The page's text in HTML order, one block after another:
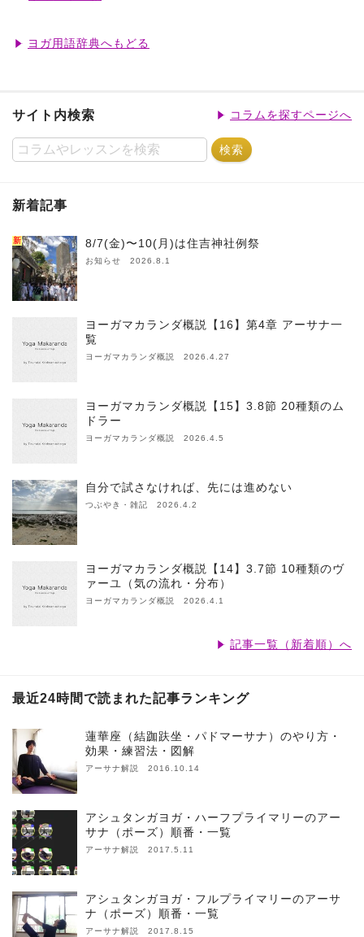
ヨガ用語辞典へもどる
サイト内検索 コラムを探すページへ
新着記事
新 8/7(金)〜10(月)は住吉神社例祭
お知らせ 2026.8.1
ヨーガマカランダ概説【16】第4章 アーサナ一
覧
ヨーガマカランダ概説 2026.4.27
ヨーガマカランダ概説【15】3.8節 20種類のム
ドラー
ヨーガマカランダ概説 2026.4.5
自分で試さなければ、先には進めない
つぶやき・雑記 2026.4.2
ヨーガマカランダ概説【14】3.7節 10種類のヴ
ァーユ（気の流れ・分布）
ヨーガマカランダ概説 2026.4.1
記事一覧（新着順）へ
最近24時間で読まれた記事ランキング
蓮華座（結跏趺坐・パドマーサナ）のやり方・
効果・練習法・図解
アーサナ解説 2016.10.14
アシュタンガヨガ・ハーフプライマリーのアー
サナ（ポーズ）順番・一覧
アーサナ解説 2017.5.11
アシュタンガヨガ・フルプライマリーのアーサ
ナ（ポーズ）順番・一覧
アーサナ解説 2017.8.15